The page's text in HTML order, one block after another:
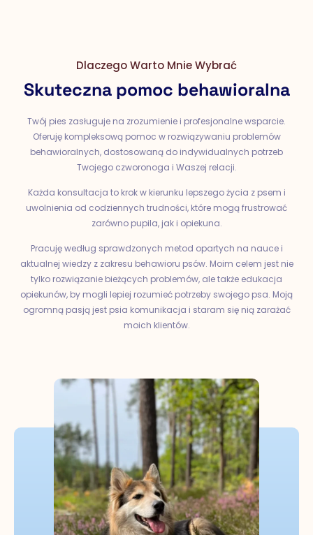
Dlaczego Warto Mnie Wybrać
Skuteczna pomoc behawioralna
Twój pies zasługuje na zrozumienie i profesjonalne wsparcie.
Oferuję kompleksową pomoc w rozwiązywaniu problemów
behawioralnych, dostosowaną do indywidualnych potrzeb
Twojego czworonoga i Waszej relacji.
Każda konsultacja to krok w kierunku lepszego życia z psem i
uwolnienia od codziennych trudności, które mogą frustrować
zarówno pupila, jak i opiekuna.
Pracuję według sprawdzonych metod opartych na nauce i
aktualnej wiedzy z zakresu behawioru psów. Moim celem jest nie
tylko rozwiązanie bieżących problemów, ale także edukacja
opiekunów, by mogli lepiej rozumieć potrzeby swojego psa. Moją
ogromną pasją jest psia komunikacja i staram się nią zarażać
moich klientów.